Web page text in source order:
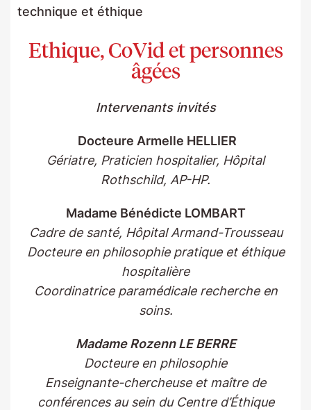
technique et éthique
Ethique, CoVid et personnes
âgées
Intervenants invités
Docteure Armelle HELLIER
Gériatre, Praticien hospitalier, Hôpital
Rothschild, AP-HP.
Madame Bénédicte LOMBART
Cadre de santé, Hôpital Armand-Trousseau
Docteure en philosophie pratique et éthique
hospitalière
Coordinatrice paramédicale recherche en
soins.
Madame Rozenn LE BERRE
Docteure en philosophie
Enseignante-chercheuse et maître de
conférences au sein du Centre d’Éthique